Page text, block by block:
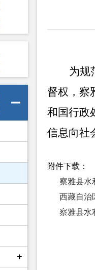
+
为规
督权， 察
和国行政
信息向社
附件下载：
察雅县水
西藏自治
察雅县水